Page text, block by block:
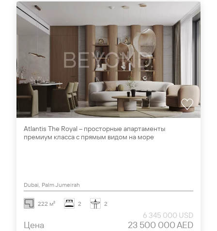
Atlantis The Royal – просторные апартаменты
премиум класса с прямым видом на море
Dubai, Palm Jumeirah
222 м² 2 2
Цена
6 345 000 USD
23 500 000 AED